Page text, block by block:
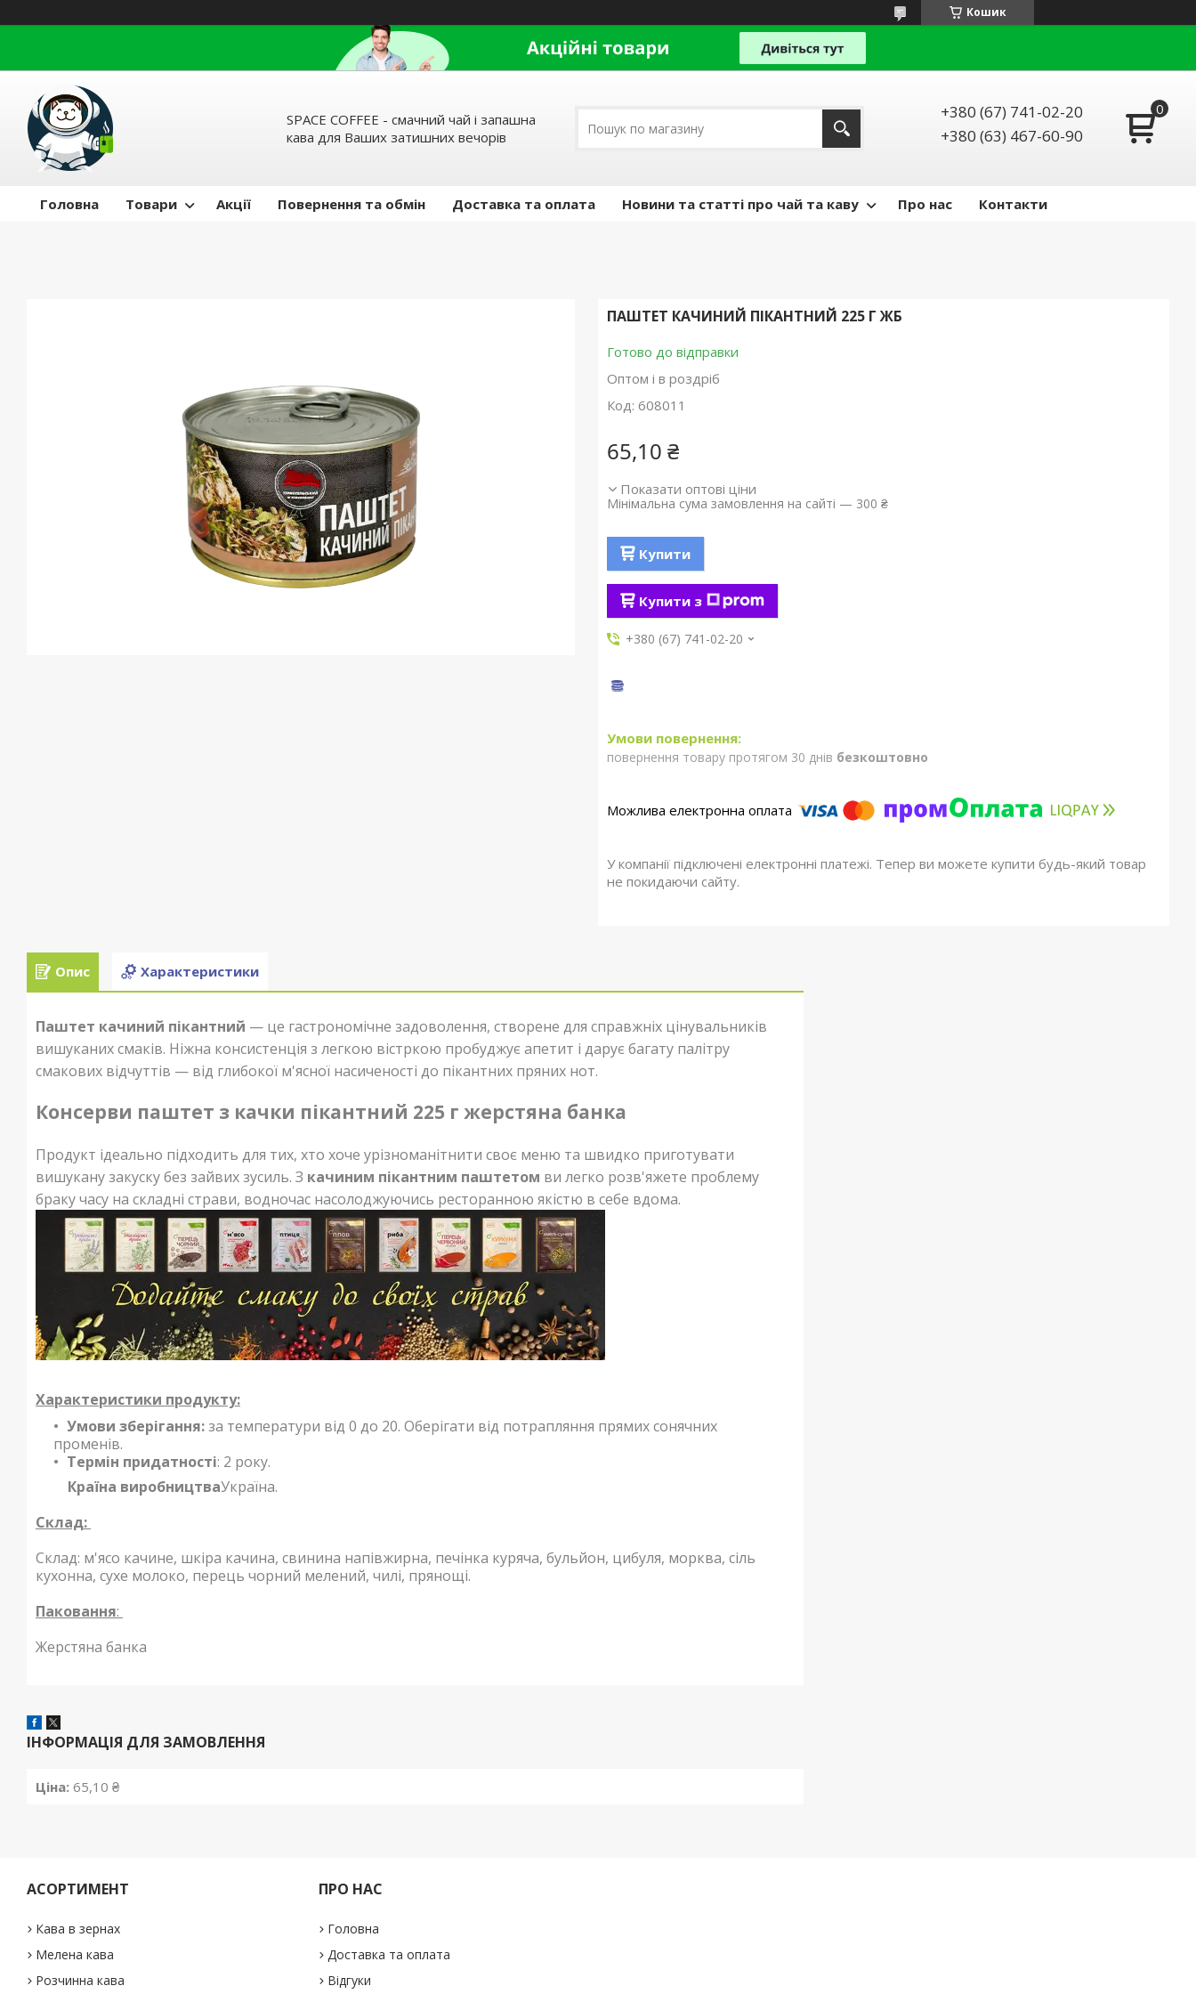
Кошик
SPACE COFFEE - смачний чай і запашна
кава для Ваших затишних вечорів
+380 (67) 741-02-20
+380 (63) 467-60-90
Головна Товари Акції Повернення та обмін Доставка та оплата Новини та статті про чай та каву Про нас Контакти
ПАШТЕТ КАЧИНИЙ ПІКАНТНИЙ 225 Г ЖБ
Готово до відправки
Оптом і в роздріб
Код: 608011
65,10 ₴
Показати оптові ціни
Мінімальна сума замовлення на сайті — 300 ₴
Купити
Купити з
+380 (67) 741-02-20
повернення товару протягом 30 днів безкоштовно
У компанії підключені електронні платежі. Тепер ви можете купити будь-який товар
не покидаючи сайту.
Опис Характеристики
Паштет качиний пікантний — це гастрономічне задоволення, створене для справжніх цінувальників
вишуканих смаків. Ніжна консистенція з легкою вістркою пробуджує апетит і дарує багату палітру
смакових відчуттів — від глибокої м'ясної насиченості до пікантних пряних нот.
Консерви паштет з качки пікантний 225 г жерстяна банка
Продукт ідеально підходить для тих, хто хоче урізноманітнити своє меню та швидко приготувати
вишукану закуску без зайвих зусиль. З качиним пікантним паштетом ви легко розв'яжете проблему
браку часу на складні страви, водночас насолоджуючись ресторанною якістю в себе вдома.
Характеристики продукту:
Умови зберігання: за температури від 0 до 20. Оберігати від потрапляння прямих сонячних
променів.
Термін придатності: 2 року.
Країна виробництваУкраїна.
Склад:
Склад: м'ясо качине, шкіра качина, свинина напівжирна, печінка куряча, бульйон, цибуля, морква, сіль
кухонна, сухе молоко, перець чорний мелений, чилі, прянощі.
Паковання:
Жерстяна банка
ІНФОРМАЦІЯ ДЛЯ ЗАМОВЛЕННЯ
Ціна: 65,10 ₴
АСОРТИМЕНТ
Кава в зернах
Мелена кава
Розчинна кава
ПРО НАС
Головна
Доставка та оплата
Відгуки